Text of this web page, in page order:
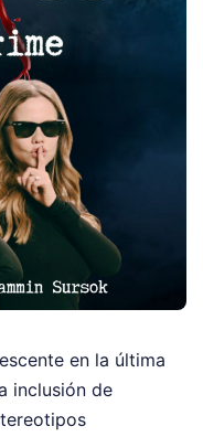
en la última
inclusión de